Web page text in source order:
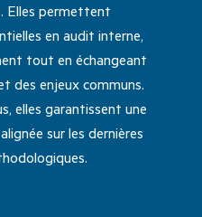
Elles permettent
en audit interne,
tout en échangeant
des enjeux communs.
elles garantissent une
sur les dernières